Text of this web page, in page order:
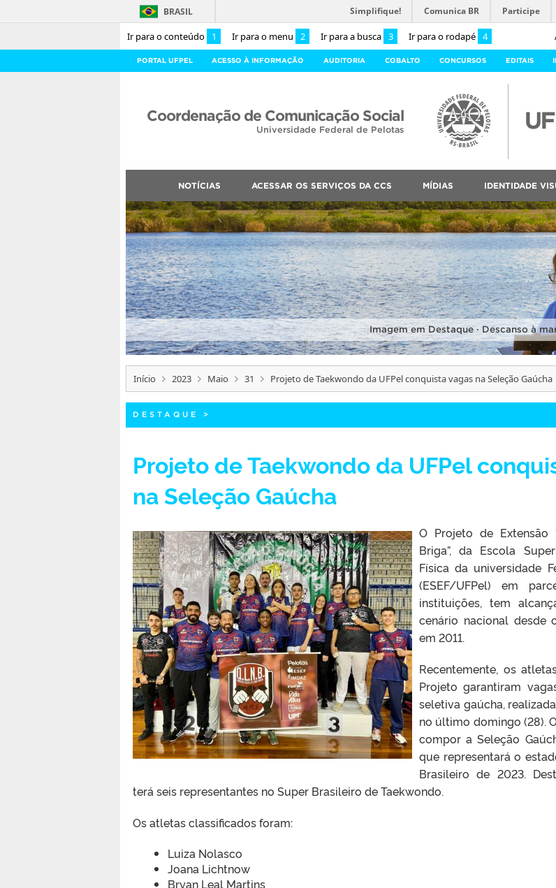
Ir para o conteúdo 1 Ir para o menu 2 Ir para a busca 3 Ir para o rodapé 4
BRASIL Simplifique! Comunica BR Participe
PORTAL UFPEL ACESSO À INFORMAÇÃO AUDITORIA COBALTO CONCURSOS EDITAIS
Coordenação de Comunicação Social
Universidade Federal de Pelotas
NOTÍCIAS ACESSAR OS SERVIÇOS DA CCS MÍDIAS IDENTIDADE
Imagem em Destaque · Descanso à
Início 2023 Maio 31 Projeto de Taekwondo da UFPel conquista vagas na Seleção Gaúcha
DESTAQUE >
Projeto de Taekwondo da UFPel
na Seleção Gaúcha
O Projeto de Extensão
Briga”, da Escola
Física da universidade
(ESEF/UFPel) em
instituições, tem
cenário nacional desde
em 2011.
Recentemente, os
Projeto garantiram
seletiva gaúcha,
no último domingo (28).
compor a Seleção
que representará o
Brasileiro de 2023.
terá seis representantes no Super Brasileiro de Taekwondo.
Os atletas classificados foram:
Luiza Nolasco
Joana Lichtnow
Bryan Leal Martins